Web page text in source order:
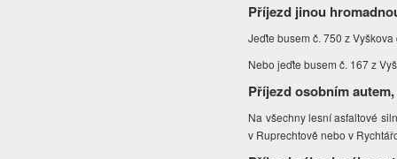
Příjezd jinou
Jeďte busem č. 750 z
Nebo jeďte busem č. 167 z
Příjezd osobním
Na všechny lesní asfaltové
v Ruprechtově nebo v